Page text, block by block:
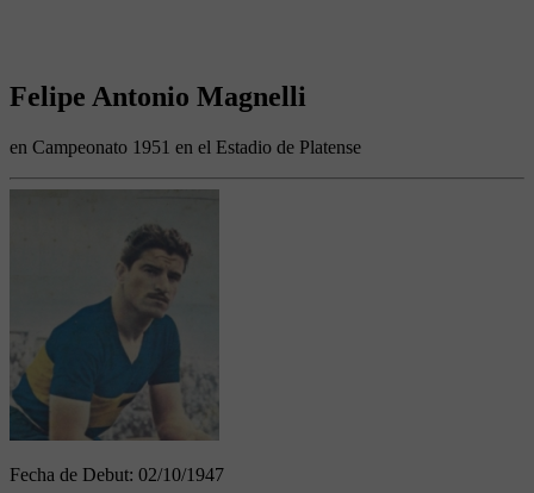
Felipe Antonio Magnelli
en Campeonato 1951 en el Estadio de Platense
Fecha de Debut: 02/10/1947